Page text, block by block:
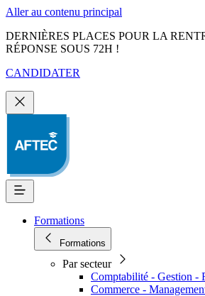
Aller au contenu principal
DERNIÈRES PLACES POUR LA
RÉPONSE SOUS 72H !
CANDIDATER
Formations
Formations
Par secteur
Comptabilité - Gestion -
Commerce -